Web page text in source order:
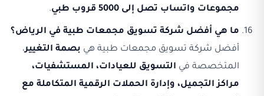
مجموعات واتساب تصل إلى 5000 قروب طبي
.
ما هي أفضل شركة تسويق مجمعات طبية في الرياض؟
أفضل شركة تسويق مجمعات طبية هيبصمة التغيير،
المتخصصة فيالتسويق للعيادات، المستشفيات،
مراكز التجميل، وإدارة الحملات الرقمية المتكاملة مع